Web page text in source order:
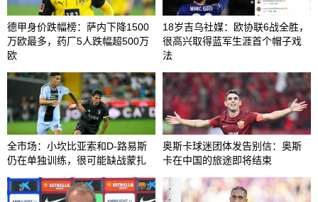
德甲身价跌幅榜：萨内下降1500
万欧最多，药厂5人跌幅超500万
欧
18岁吉乌社媒：欧协联6战全胜，
很高兴取得蓝军生涯首个帽子戏
法
全市场：小坎比亚索和D-路易斯
仍在单独训练，很可能缺战蒙扎
奥斯卡球迷团体发告别信：奥斯
卡在中国的旅途即将结束